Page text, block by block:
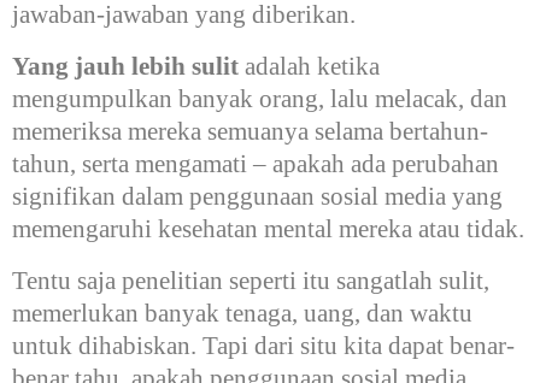
jawaban-jawaban yang diberikan.
Yang jauh lebih sulit adalah ketika
mengumpulkan banyak orang, lalu melacak, dan
memeriksa mereka semuanya selama bertahun-
tahun, serta mengamati – apakah ada perubahan
signifikan dalam penggunaan sosial media yang
memengaruhi kesehatan mental mereka atau tidak.
Tentu saja penelitian seperti itu sangatlah sulit,
memerlukan banyak tenaga, uang, dan waktu
untuk dihabiskan. Tapi dari situ kita dapat benar-